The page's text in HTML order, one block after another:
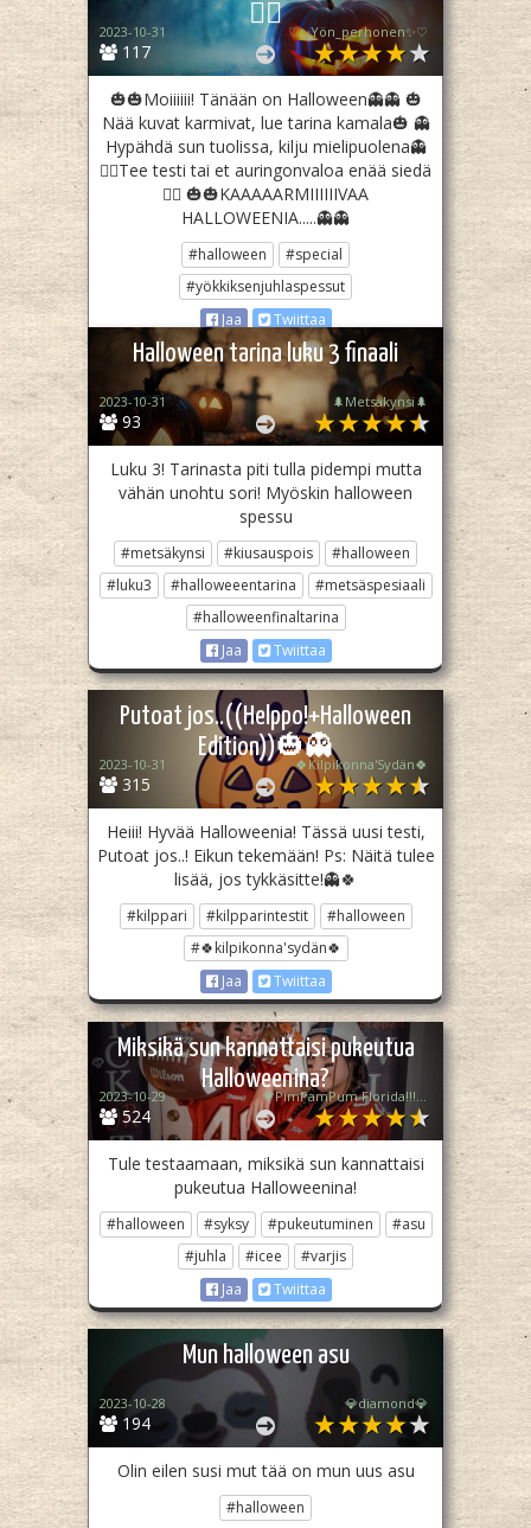
🧛‍♀️
117
2023-10-31 ♡✨️Yön_perhonen✨♡
🎃🎃Moiiiiii! Tänään on Halloween👻👻 🎃
Nää kuvat karmivat, lue tarina kamala🎃 👻
Hypähdä sun tuolissa, kilju mielipuolena👻
🧛‍♀️Tee testi tai et auringonvaloa enää siedä
🧛‍♀️ 🎃🎃KAAAAARMIIIIIIVAA
HALLOWEENIA.....👻👻
#halloween
#special
#yökkiksenjuhlaspessut
Jaa
Twiittaa
Halloween tarina luku 3 finaali
93
2023-10-31 🌲Metsäkynsi🌲
Luku 3! Tarinasta piti tulla pidempi mutta
vähän unohtu sori! Myöskin halloween
spessu
#metsäkynsi #kiusauspois
#halloween
#luku3
#halloweeentarina
#metsäspesiaali
#halloweenfinaltarina
Jaa
Twiittaa
Putoat jos..((Helppo!+Halloween
Edition))🎃👻
315
2023-10-31 🍀Kilpikonna'Sydän🍀
Heiii! Hyvää Halloweenia! Tässä uusi testi,
Putoat jos..! Eikun tekemään! Ps: Näitä tulee
lisää, jos tykkäsitte!👻🍀
#kilppari #kilpparintestit
#halloween
#🍀kilpikonna'sydän🍀
Jaa
Twiittaa
Miksikä sun kannattaisi pukeutua
Halloweenina?
524
2023-10-29 💗PimPamPum Florida!!! Ttpd-Varjis💗✨Joka On Maailman isoin Swiftie ja kuuntelee Ttpd:tä kokoajan✨Ja tanssii neljä kertaa viikossa putkeen Ja Kohta Haastaa tyhmän puun oikeuteen samalla kun istuu piilossa ja leikkii superspaita ja kuuntelee Taytä💃🏼💗🌳💘
Tule testaamaan, miksikä sun kannattaisi
pukeutua Halloweenina!
#halloween #syksy #pukeutuminen
#asu
#juhla
#icee
#varjis
Jaa
Twiittaa
Mun halloween asu
194
2023-10-28 💎diamond💎
Olin eilen susi mut tää on mun uus asu
#halloween